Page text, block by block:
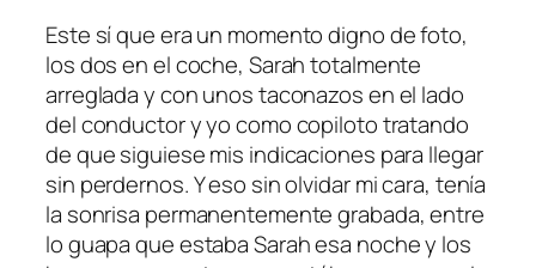
Este sí que era un momento digno de foto,
los dos en el coche, Sarah totalmente
arreglada y con unos taconazos en el lado
del conductor y yo como copiloto tratando
de que siguiese mis indicaciones para llegar
sin perdernos. Y eso sin olvidar mi cara, tenía
la sonrisa permanentemente grabada, entre
lo guapa que estaba Sarah esa noche y los